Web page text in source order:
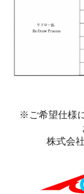
※ご希望仕様
株式会